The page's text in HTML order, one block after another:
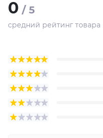
Гбит/с
Коннектор SFP+ к SFP+
0 / 5
средний рейтинг товара